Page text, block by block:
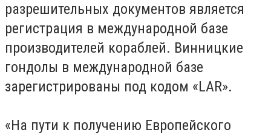
разрешительных документов является
регистрация в международной базе
производителей кораблей. Винницкие
гондолы в международной базе
зарегистрированы под кодом «LAR».
«На пути к получению Европейского